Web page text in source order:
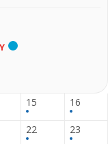
15 16
22 23